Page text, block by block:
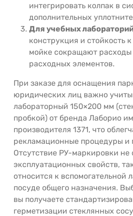
интегрировать колпак в
дополнительных
Для учебных
конструкция и стойкость
мойке сокращают расходы
расходных элементов.
При заказе для оснащения
юридических лиц важно
лабораторный 150×200 мм
пробкой) от бренда Лаборио
производителя 1371, что
рекламационные процедуры и
Отсутствие РУ-маркировки не
эксплуатационных свойств,
относится к вспомогательной
посуде общего назначения.
вы получаете
герметизации стеклянных